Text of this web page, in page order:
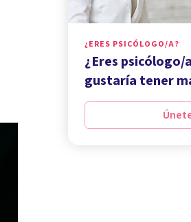
¿ERES PSICÓLOGO/A?
¿Eres psicólogo/
gustaría tener